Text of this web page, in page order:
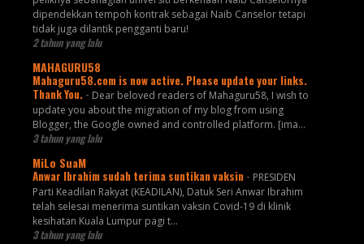
dipendekkan tempoh kontrak sebagai Naib Canselor tetapi
tidak juga dilantik pengganti baru!
2 tahun yang lalu
MAHAGURU58
Mahaguru58.com is now active. Please update your links.
Thank You. - Dear beloved readers of Mahaguru58, I wish to
update you about the migration of my blog from using
Blogger, the Google owned and controlled platform. [ima...
3 tahun yang lalu
MiLo SuaM
Anwar Ibrahim sudah terima suntikan vaksin - PRESIDEN
Parti Keadilan Rakyat (KEADILAN), Datuk Seri Anwar Ibrahim
telah selesai menerima suntikan vaksin Covid-19 di klinik
kesihatan Kuala Lumpur pagi t...
3 tahun yang lalu